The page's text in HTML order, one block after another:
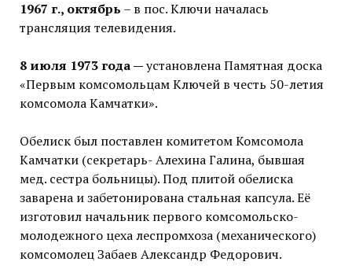
1967 г., октябрь – в пос. Ключи началась
трансляция телевидения.
8 июля 1973 года —установлена Памятная доска
«Первым комсомольцам Ключей в честь 50-летия
комсомола Камчатки».
Обелиск был поставлен комитетом Комсомола
Камчатки (секретарь- Алехина Галина, бывшая
мед. сестра больницы). Под плитой обелиска
заварена и забетонирована стальная капсула. Её
изготовил начальник первого комсомольско-
молодежного цеха леспромхоза (механического)
комсомолец Забаев Александр Федорович.